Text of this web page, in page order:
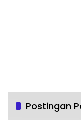
Postingan